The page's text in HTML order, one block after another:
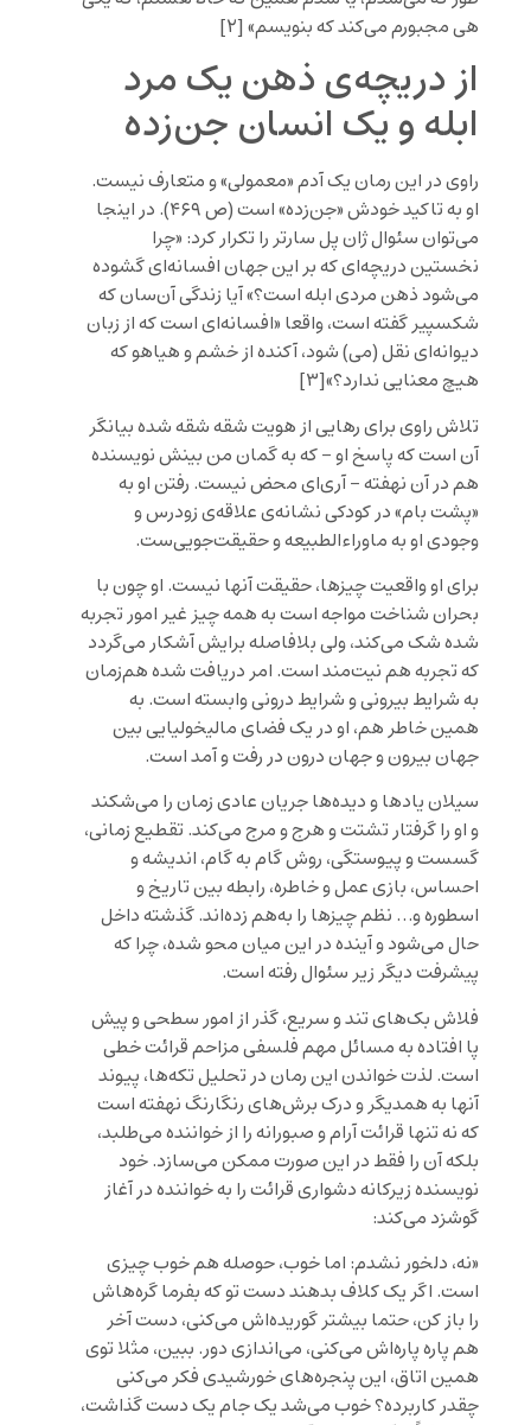
هی مجبورم می‌کند که بنویسم» [۲]
از دریچه‌ی ذهن یک مرد
ابله و یک انسان جن‌زده
راوی در این رمان یک آدم «معمولی» و متعارف نیست.
او به تاکید خودش «جن‌زده» است (ص ۴۶۹). در اینجا
می‌توان سئوال ژان پل سارتر را تکرار کرد: «چرا
نخستین دریچه‌ای که بر این جهان افسانه‌ای گشوده
می‌شود ذهن مردی ابله است؟» آیا زندگی آن‌سان که
شکسپیر گفته است، واقعا «افسانه‌ای است که از زبان
دیوانه‌ای نقل (می) شود، آکنده از خشم و هیاهو که
هیچ معنایی ندارد؟»[۳]
تلاش راوی برای رهایی از هویت شقه شقه شده بیانگر
آن است که پاسخ او – که به گمان من بینش نویسنده
هم در آن نهفته – آری‌ای محض نیست. رفتن او به
«پشت بام» در کودکی نشانه‌ی علاقه‌ی زودرس و
وجودی او به ماوراءالطبیعه و حقیقت‌جویی‌ست.
برای او واقعیت چیزها، حقیقت آنها نیست. او چون با
بحران شناخت مواجه است به همه چیز غیر امور تجربه
شده شک می‌کند، ولی بلافاصله برایش آشکار می‌گردد
که تجربه هم نیت‌مند است. امر دریافت شده هم‌زمان
به شرایط بیرونی و شرایط درونی وابسته است. به
همین خاطر هم، او در یک فضای مالیخولیایی بین
جهان بیرون و جهان درون در رفت و آمد است.
سیلان یادها و دیده‌ها جریان عادی زمان را می‌شکند
و او را گرفتار تشتت و هرج و مرج می‌کند. تقطیع زمانی،
گسست و پیوستگی، روش گام به گام، اندیشه و
احساس، بازی عمل و خاطره، رابطه بین تاریخ و
اسطوره و… نظم چیزها را به‌هم زده‌اند. گذشته داخل
حال می‌شود و آینده در این میان محو شده، چرا که
پیشرفت دیگر زیر سئوال رفته است.
فلاش بک‌های تند و سریع، گذر از امور سطحی و پیش
پا افتاده به مسائل مهم فلسفی مزاحم قرائت خطی
است. لذت خواندن این رمان در تحلیل تکه‌ها، پیوند
آنها به همدیگر و درک برش‌های رنگارنگ نهفته است
که نه تنها قرائت آرام و صبورانه را از خواننده می‌طلبد،
بلکه آن را فقط در این صورت ممکن می‌سازد. خود
نویسنده زیرکانه دشواری قرائت را به خواننده در آغاز
گوشزد می‌کند:
«نه، دلخور نشدم: اما خوب، حوصله هم خوب چیزی
است. اگر یک کلاف بدهند دست تو که بفرما گره‌هاش
را باز کن، حتما بیشتر گوریده‌اش می‌کنی، دست آخر
هم پاره پاره‌اش می‌کنی، می‌اندازی دور. ببین، مثلا توی
همین اتاق، این پنجره‌های خورشیدی فکر می‌کنی
چقدر کاربرده؟ خوب می‌شد یک جام یک دست گذاشت،